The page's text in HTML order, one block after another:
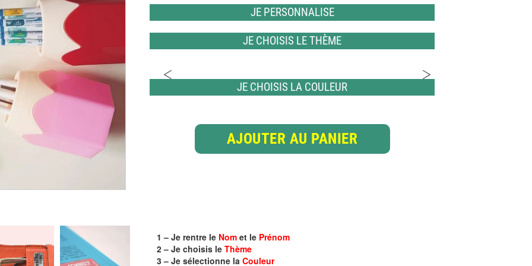
JE PERSONNALISE
JE CHOISIS LE THÈME
JE CHOISIS LA COULEUR
AJOUTER AU PANIER
1 – Je rentre le Nom et le Prénom
2 – Je choisis le Thème
3 – Je sélectionne la Couleur